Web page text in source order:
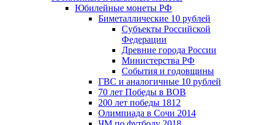
Юбилейные монеты РФ
Биметаллические 10 рублей
Субъекты Российской
Федерации
Древние города России
Министерства РФ
События и годовщины
ГВС и аналогичные 10 рублей
70 лет Победы в ВОВ
200 лет победы 1812
Олимпиада в Сочи 2014